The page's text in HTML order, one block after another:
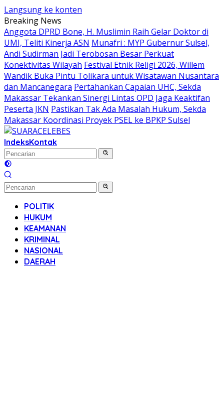
Langsung ke konten
Breaking News
Anggota DPRD Bone, H. Muslimin Raih Gelar Doktor di
UMI, Teliti Kinerja ASN Munafri : MYP Gubernur Sulsel,
Andi Sudirman Jadi Terobosan Besar Perkuat
Konektivitas Wilayah Festival Etnik Religi 2026, Willem
Wandik Buka Pintu Tolikara untuk Wisatawan Nusantara
dan Mancanegara Pertahankan Capaian UHC, Sekda
Makassar Tekankan Sinergi Lintas OPD Jaga Keaktifan
Peserta JKN Pastikan Tak Ada Masalah Hukum, Sekda
Makassar Koordinasi Proyek PSEL ke BPKP Sulsel
IndeksKontak
POLITIK
HUKUM
KEAMANAN
KRIMINAL
NASIONAL
DAERAH